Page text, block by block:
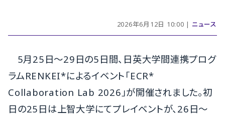
2026年6月12日 10:00 | ニュース
5月25日～29日の5日間、日英大学間連携プログ
ラムRENKEI*によるイベント「ECR*
Collaboration Lab 2026」が開催されました。初
日の25日は上智大学にてプレイベントが、26日～